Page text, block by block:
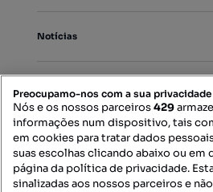
Notícias
Mapa do Site
Contacte-nos
Preocupamo-nos com a sua privacidade
Nós e os nossos parceiros429
informações num dispositivo, tais
em cookies para tratar dados
suas escolhas clicando abaixo ou em
página da política de privacidade.
sinalizadas aos nossos parceiros e